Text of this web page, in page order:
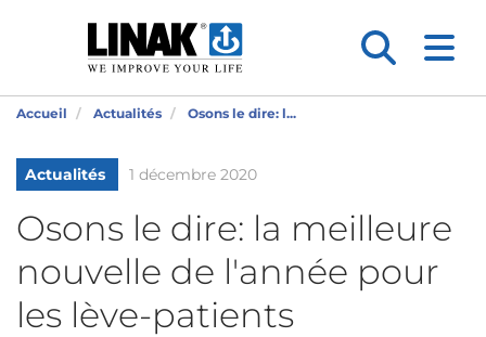
Accueil Actualités Osons le dire: l...
Actualités 1 décembre 2020
Osons le dire: la meilleure
nouvelle de l'année pour
les lève-patients